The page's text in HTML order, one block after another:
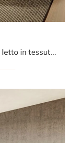
Vuoi ridefinire la zona notte? Eccoti il letto in tessuto Roundy Air 2895 di Lago per spazi design.